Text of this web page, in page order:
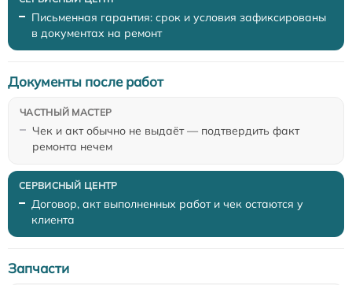
Письменная гарантия: срок и условия зафиксированы
в документах на ремонт
Чек и акт обычно не выдаёт — подтвердить факт
ремонта нечем
Документы после работ
Договор, акт выполненных работ и чек остаются у
клиента
Запчасти